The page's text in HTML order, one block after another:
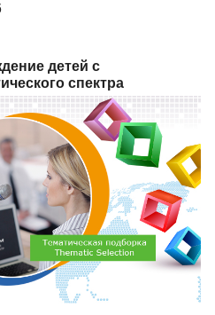
детей с
спектра